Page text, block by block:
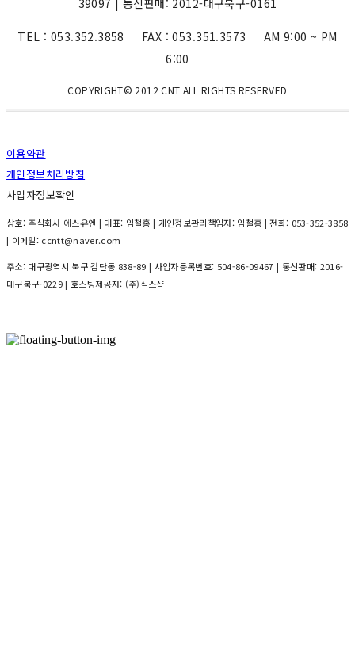
39097 | 통신판매: 2012-대구북구-0161
TEL : 053.352.3858 FAX : 053.351.3573 AM 9:00 ~ PM
6:00
COPYRIGHT© 2012 CNT ALL RIGHTS RESERVED
이용약관
개인정보처리방침
사업자정보확인
상호: 주식회사 에스유엔 | 대표: 임철홍 | 개인정보관리책임자: 임철홍 | 전화: 053-352-3858
| 이메일: ccntt@naver.com
주소: 대구광역시 북구 검단동 838-89 | 사업자등록번호: 504-86-09467 | 통신판매: 2016-
대구북구-0229| 호스팅제공자: (주)식스샵